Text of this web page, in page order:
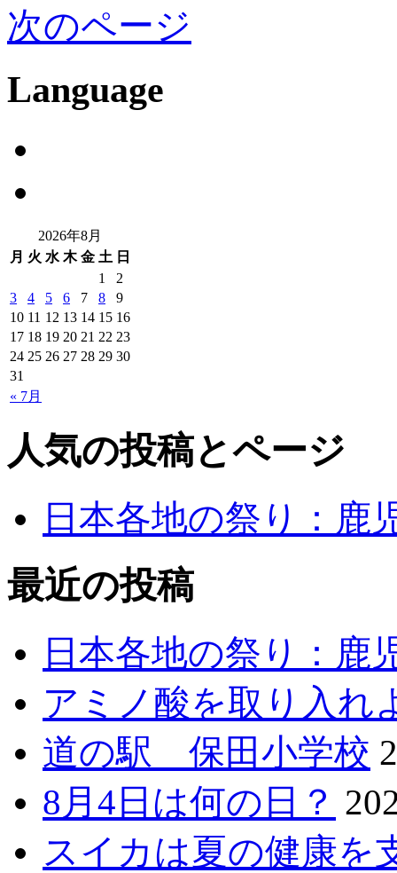
次のページ
Language
2026年8月
月 火 水 木 金 土 日
« 7月
1
2
3
4 5 6 7 8
9
10 11 12 13 14 15 16
17 18 19 20 21 22 23
24 25 26 27 28 29 30
31
人気の投稿とページ
日本各地の祭り：鹿
最近の投稿
日本各地の祭り：鹿
アミノ酸を取り入れ
道の駅 保田小学校
8月4日は何の日？
スイカは夏の健康を